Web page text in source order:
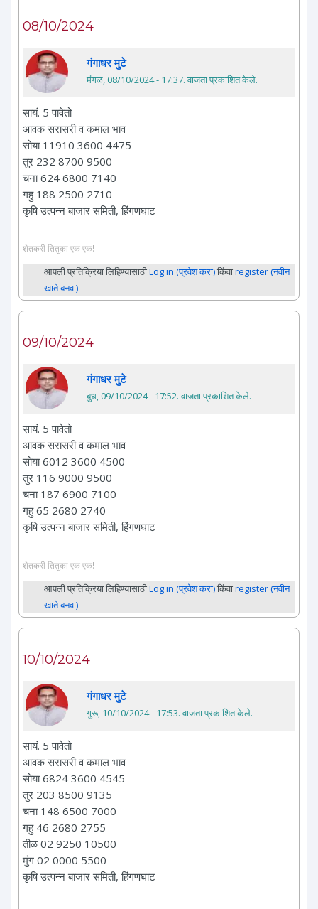
08/10/2024
गंगाधर मुटे
मंगळ, 08/10/2024 - 17:37. वाजता प्रकाशित केले.
सायं. 5 पावेतो
आवक सरासरी व कमाल भाव
सोया 11910 3600 4475
तुर 232 8700 9500
चना 624 6800 7140
गहु 188 2500 2710
कृषि उत्पन्न बाजार समिती, हिंगणघाट
शेतकरी तितुका एक एक!
आपली प्रतिक्रिया लिहिण्यासाठीLog in (प्रवेश करा)किंवाregister (नवीन
खाते बनवा)
09/10/2024
गंगाधर मुटे
बुध, 09/10/2024 - 17:52. वाजता प्रकाशित केले.
सायं. 5 पावेतो
आवक सरासरी व कमाल भाव
सोया 6012 3600 4500
तुर 116 9000 9500
चना 187 6900 7100
गहु 65 2680 2740
कृषि उत्पन्न बाजार समिती, हिंगणघाट
शेतकरी तितुका एक एक!
आपली प्रतिक्रिया लिहिण्यासाठीLog in (प्रवेश करा)किंवाregister (नवीन
खाते बनवा)
10/10/2024
गंगाधर मुटे
गुरू, 10/10/2024 - 17:53. वाजता प्रकाशित केले.
सायं. 5 पावेतो
आवक सरासरी व कमाल भाव
सोया 6824 3600 4545
तुर 203 8500 9135
चना 148 6500 7000
गहु 46 2680 2755
तीळ 02 9250 10500
मुंग 02 0000 5500
कृषि उत्पन्न बाजार समिती, हिंगणघाट